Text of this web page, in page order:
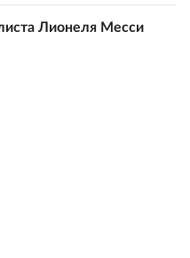
Лионеля Месси